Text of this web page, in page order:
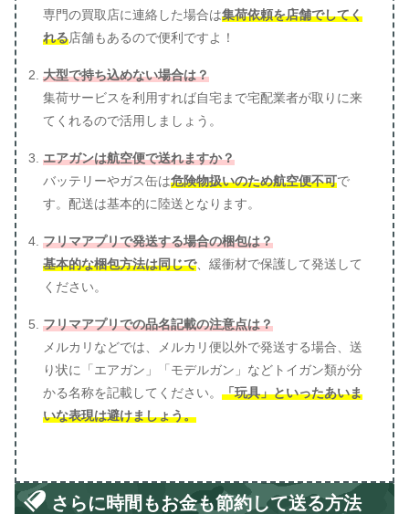
専門の買取店に連絡した場合は集荷依頼を店舗でしてく
れる店舗もあるので便利ですよ！
大型で持ち込めない場合は？
集荷サービスを利用すれば自宅まで宅配業者が取りに来
てくれるので活用しましょう。
エアガンは航空便で送れますか？
バッテリーやガス缶は危険物扱いのため航空便不可で
す。配送は基本的に陸送となります。
フリマアプリで発送する場合の梱包は？
基本的な梱包方法は同じで、緩衝材で保護して発送して
ください。
フリマアプリでの品名記載の注意点は？
メルカリなどでは、メルカリ便以外で発送する場合、送
り状に「エアガン」「モデルガン」などトイガン類が分
かる名称を記載してください。 「玩具」といったあいま
いな表現は避けましょう。
さらに時間もお金も節約して送る方法